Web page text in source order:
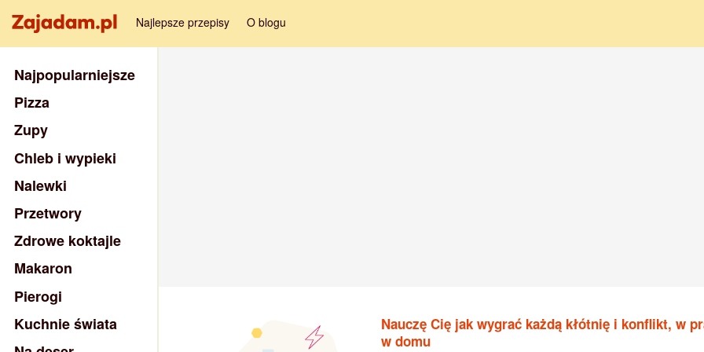
Najlepsze przepisy O blogu
Nauczę Cię jak wygrać każdą kłótnię i konflikt, w
w domu
Najpopularniejsze
Pizza
Zupy
Chleb i wypieki
Nalewki
Przetwory
Zdrowe koktajle
Makaron
Pierogi
Kuchnie świata